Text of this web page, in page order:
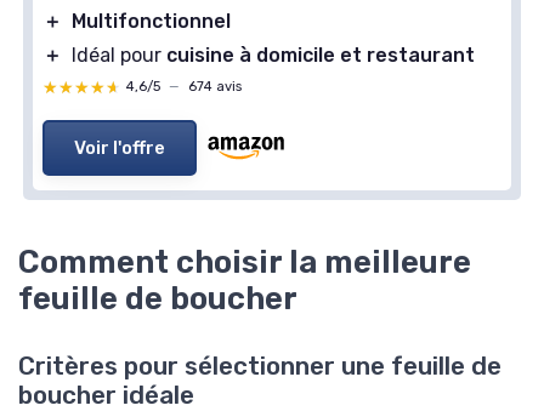
＋
Multifonctionnel
＋
Idéal pour cuisine à domicile et restaurant
★★★★★
★★★★★ 4,6/5 — 674 avis
Voir l'offre
Comment choisir la meilleure
feuille de boucher
Critères pour sélectionner une feuille de
boucher idéale